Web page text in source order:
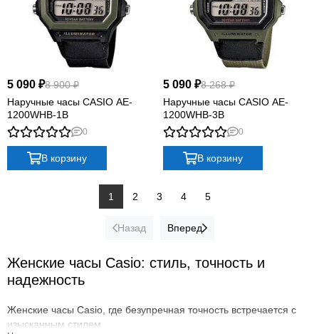
5 090 ₽8 900 ₽
Наручные часы CASIO AE-
1200WHB-1B
0
В корзину
5 090 ₽8 268 ₽
Наручные часы CASIO AE-
1200WHB-3B
0
В корзину
Назад
1 2 3 4 5
Вперед
Женские часы Casio: стиль, точность и
надежность
Женские часы Casio, где безупречная точность встречается с
изысканным стилем